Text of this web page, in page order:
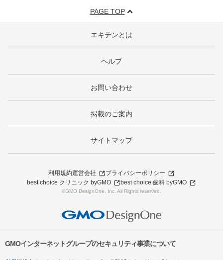
PAGE TOP
エキテンとは
ヘルプ
お問い合わせ
掲載のご案内
サイトマップ
利用規約運営会社
プライバシーポリシー
best choice クリニック byGMO
best choice 歯科 byGMO
©GMO DesignOne, Inc. All Rights reserved.
GMOインターネットグループのセキュリティ事業について